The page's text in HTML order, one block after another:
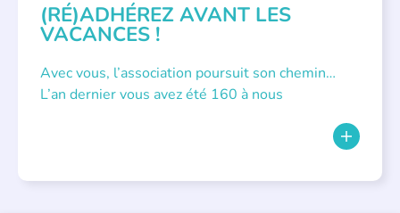
(RÉ)ADHÉREZ AVANT LES
VACANCES !
Avec vous, l’association poursuit son chemin…
L’an dernier vous avez été 160 à nous